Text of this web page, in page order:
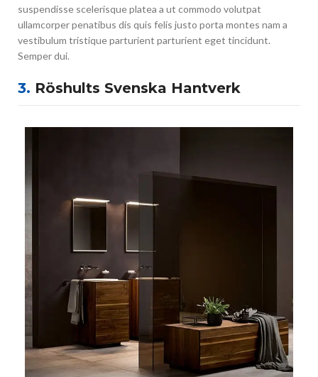
suspendisse scelerisque platea a ut commodo volutpat
ullamcorper penatibus dis quis felis justo porta montes nam a
vestibulum tristique parturient parturient eget tincidunt.
Semper dui.
3. Röshults Svenska Hantverk